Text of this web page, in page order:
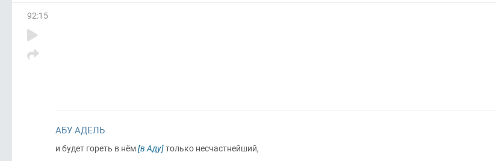
92:15
АБУ АДЕЛЬ
и будет гореть в нём[в Аду]только несчастнейший,